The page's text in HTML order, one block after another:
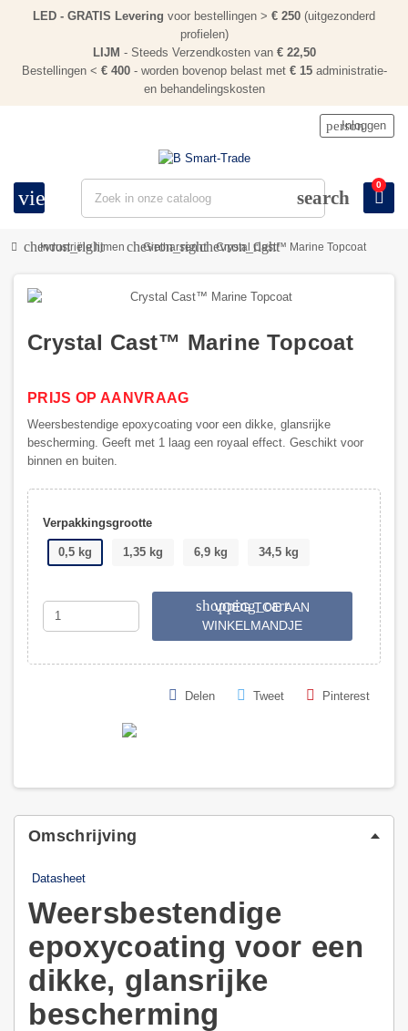
LED - GRATIS Levering voor bestellingen > € 250 (uitgezonderd
profielen)
LIJM - Steeds Verzendkosten van € 22,50
Bestellingen < € 400- worden bovenop belast met € 15administratie-
en behandelingskosten
view_headline search
person
Inloggen
0
chevron_right
Industriële lijmen chevron_right
Gietharsen chevron_right
Crystal Cast™ Marine Topcoat
Crystal Cast™ Marine Topcoat
PRIJS OP AANVRAAG
Weersbestendige epoxycoating voor een dikke, glansrijke
bescherming. Geeft met 1 laag een royaal effect. Geschikt voor
binnen en buiten.
Verpakkingsgrootte
0,5 kg 1,35 kg 6,9 kg 34,5 kg
shopping_cart
VOEG TOE AAN
WINKELMANDJE
Delen Tweet Pinterest
Omschrijving
Datasheet
Weersbestendige
epoxycoating voor een
dikke, glansrijke
bescherming